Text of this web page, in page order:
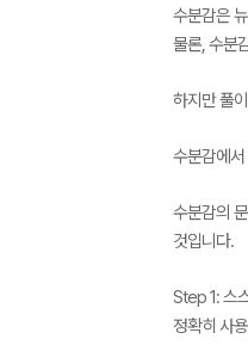
수분감은
물론, 수분
하지만 풀
수분감에
수분감의
것입니다.
Step 1: 스
정확히 사